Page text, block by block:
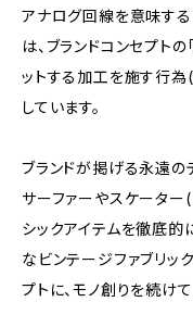
アナログ回線を意味する
は、ブランドコンセプト
ットする加工を施す行
しています。
ブランドが掲げる永遠の
サーファーやスケータ
シックアイテムを徹底的
なビンテージファブリッ
プトに、モノ創りを続けて